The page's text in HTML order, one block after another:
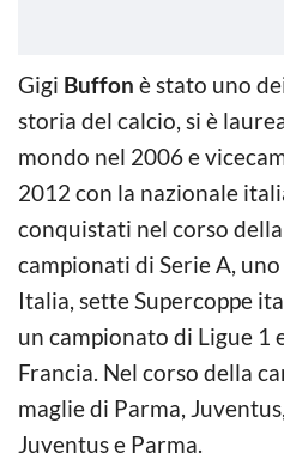
Gigi Buffon è stato uno
storia del calcio, si è
mondo nel 2006 e
2012 con la nazionale
conquistati nel corso
campionati di Serie A, uno
Italia, sette Supercoppe
un campionato di Ligue 1
Francia. Nel corso della
maglie di Parma,
Juventus e Parma.